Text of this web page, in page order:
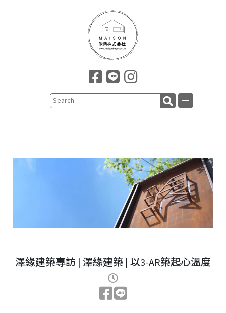
澤緣建築專訪 | 澤緣建築 | 以3-AR築起心溫度